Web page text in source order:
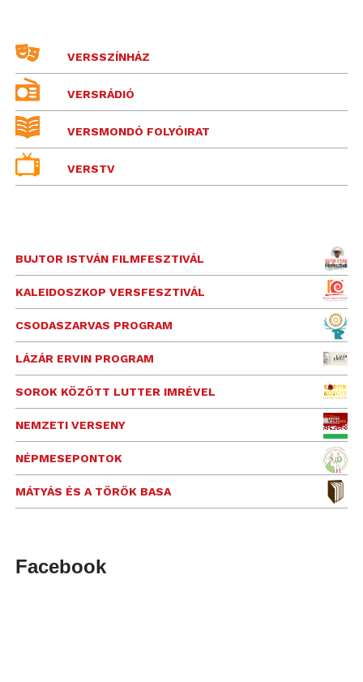
VERSSZÍNHÁZ
VERSRÁDIÓ
VERSMONDÓ FOLYÓIRAT
VERSTV
BUJTOR ISTVÁN FILMFESZTIVÁL
KALEIDOSZKOP VERSFESZTIVÁL
CSODASZARVAS PROGRAM
LÁZÁR ERVIN PROGRAM
SOROK KÖZÖTT LUTTER IMRÉVEL
NEMZETI VERSENY
NÉPMESEPONTOK
MÁTYÁS ÉS A TÖRÖK BASA
Facebook